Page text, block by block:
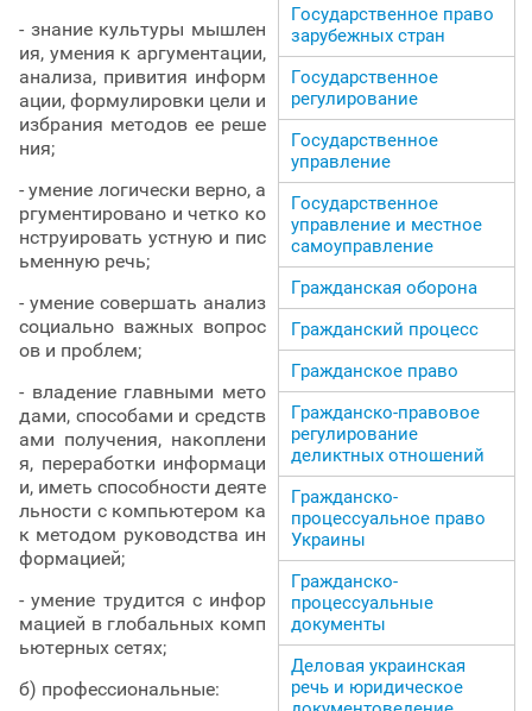
- знание культуры мышлен
ия, умения к аргументации,
анализа, привития информ
ации, формулировки цели и
избрания методов ее реше
ния;
- умение логически верно, а
ргументировано и четко ко
нструировать устную и пис
ьменную речь;
- умение совершать анализ
социально важных вопрос
ов и проблем;
- владение главными мето
дами, способами и средств
ами получения, накоплени
я, переработки информаци
и, иметь способности деяте
льности с компьютером ка
к методом руководства ин
формацией;
- умение трудится с инфор
мацией в глобальных комп
ьютерных сетях;
б) профессиональные:
Государственное право
зарубежных стран
Государственное
регулирование
Государственное
управление
Государственное
управление и местное
самоуправление
Гражданская оборона
Гражданский процесс
Гражданское право
Гражданско-правовое
регулирование
деликтных отношений
Гражданско-
процессуальное право
Украины
Гражданско-
процессуальные
документы
Деловая украинская
речь и юридическое